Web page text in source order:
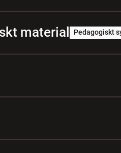
material Pedagogiskt